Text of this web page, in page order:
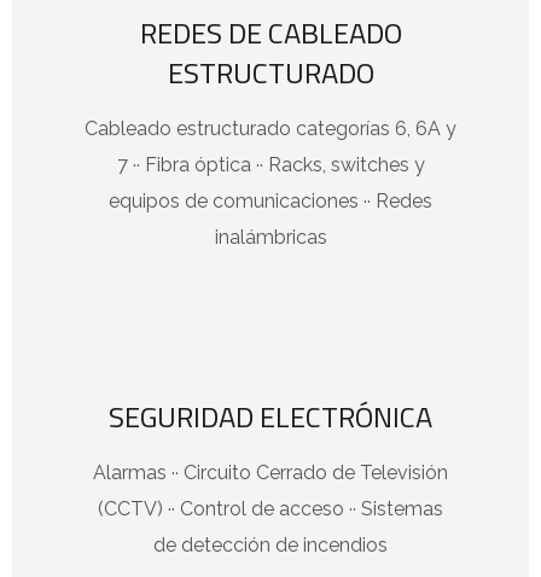
REDES DE CABLEADO
ESTRUCTURADO
Cableado estructurado categorías 6, 6A y
7 ·· Fibra óptica ·· Racks, switches y
equipos de comunicaciones ·· Redes
inalámbricas
SEGURIDAD ELECTRÓNICA
Alarmas ·· Circuito Cerrado de Televisión
(CCTV) ·· Control de acceso ·· Sistemas
de detección de incendios